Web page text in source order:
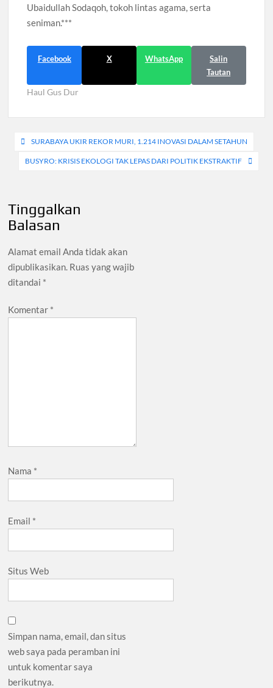
Ubaidullah Sodaqoh, tokoh lintas agama, serta
seniman.***
Facebook X WhatsApp
Salin
Tautan
Haul Gus Dur
Navigasi
pos
SURABAYA UKIR REKOR MURI, 1.214 INOVASI DALAM SETAHUN
BUSYRO: KRISIS EKOLOGI TAK LEPAS DARI POLITIK EKSTRAKTIF
Tinggalkan
Balasan
Alamat email Anda tidak akan
dipublikasikan. Ruas yang wajib
ditandai *
Komentar *
Nama *
Email *
Situs Web
Simpan nama, email, dan situs
web saya pada peramban ini
untuk komentar saya
berikutnya.